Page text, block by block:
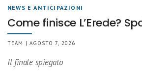
NEWS E ANTICIPAZIONI
Come finisce L’Erede?
TEAM | AGOSTO 7, 2026
Il finale spiegato